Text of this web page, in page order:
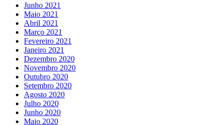
Junho 2021
Maio 2021
Abril 2021
Março 2021
Fevereiro 2021
Janeiro 2021
Dezembro 2020
Novembro 2020
Outubro 2020
Setembro 2020
Agosto 2020
Julho 2020
Junho 2020
Maio 2020